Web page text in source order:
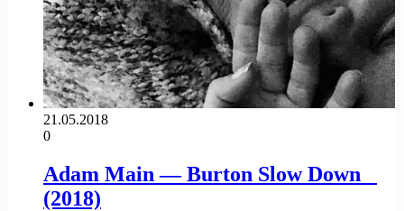
21.05.2018
0
Adam Main — Burton Slow Down
(2018)